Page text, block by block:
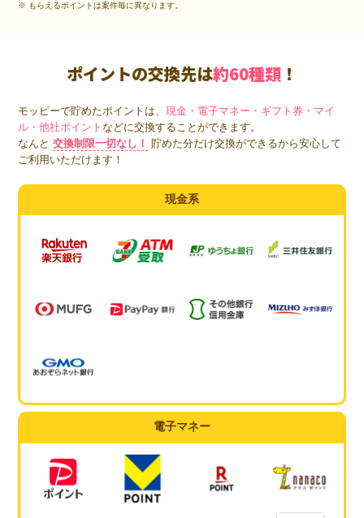
※ もらえるポイントは案件毎に異なります。
ポイントの交換先は約60種類 ！
モッピーで貯めたポイントは、現金・電子マネー・ギフト券・マイ
ル・他社ポイントなどに交換することができます。
なんと 交換制限一切なし！
貯めた分だけ交換ができるから安心して
ご利用いただけます！
現金系
電子マネー